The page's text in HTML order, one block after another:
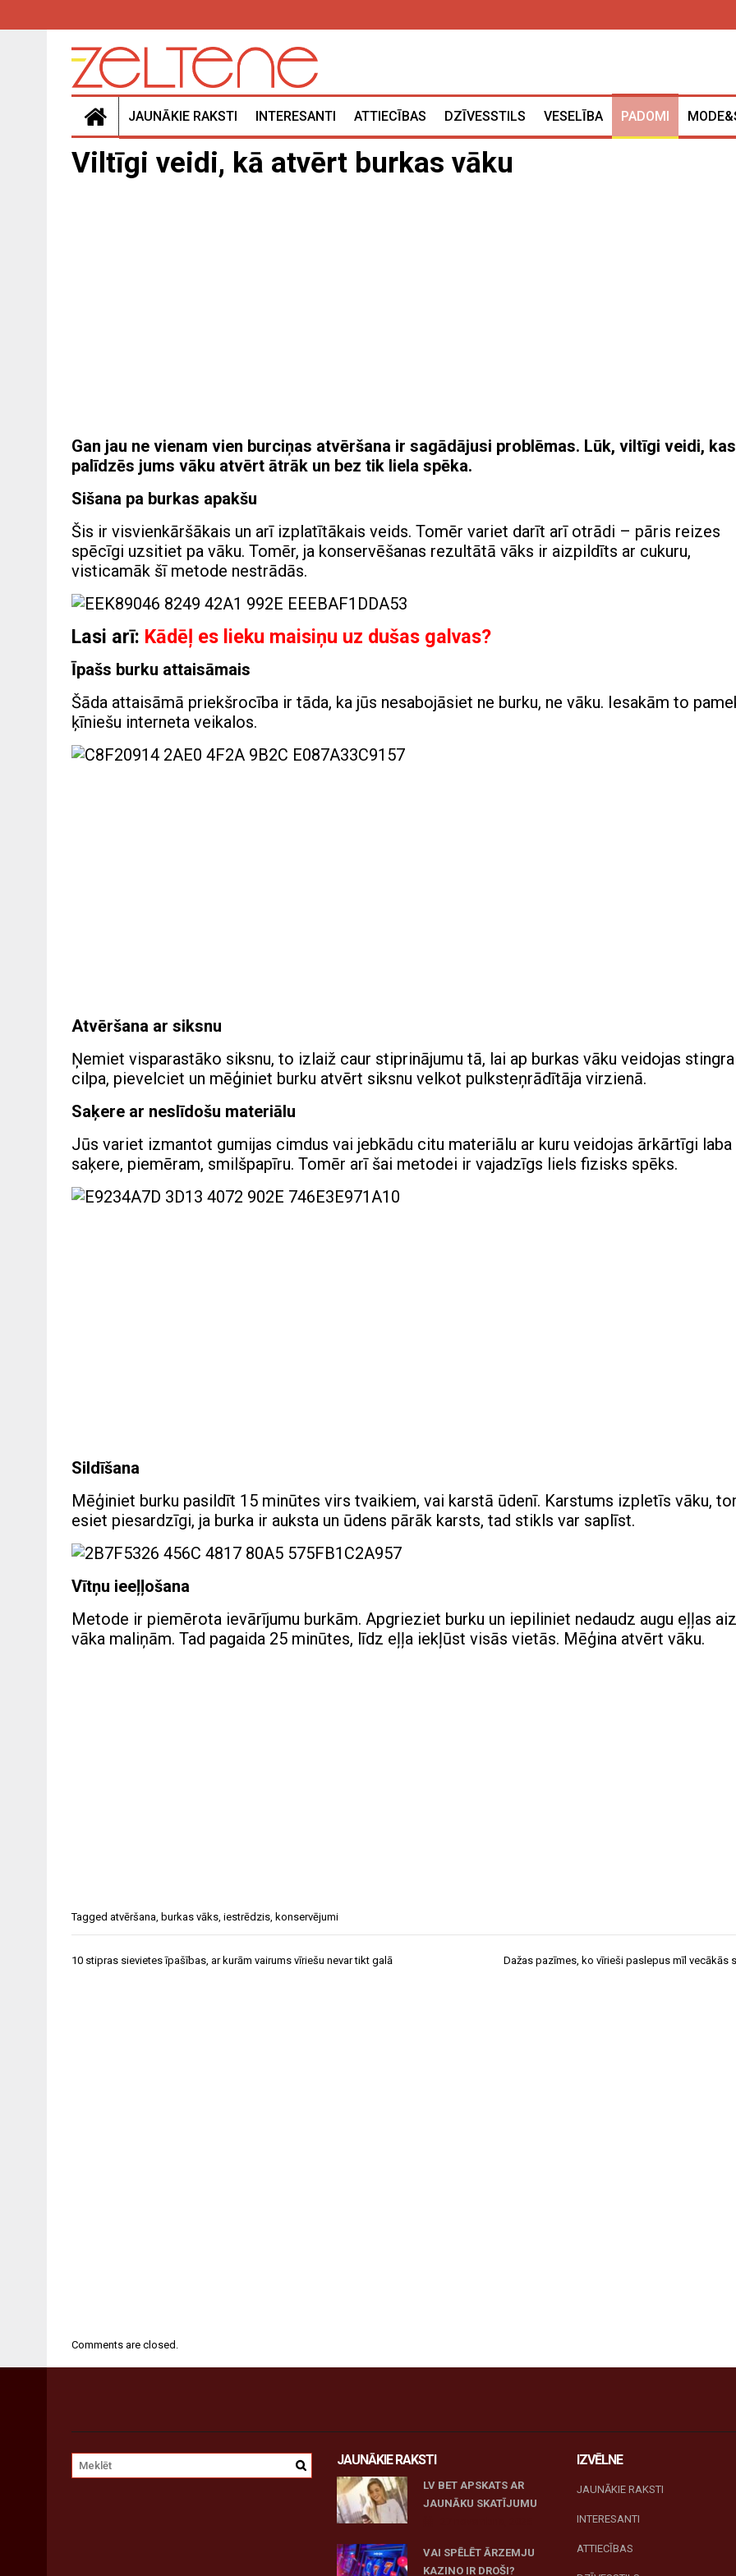
JAUNĀKIE RAKSTI INTERESANTI ATTIECĪBAS DZĪVESSTILS VESELĪBA PADOMI
Viltīgi veidi, kā atvērt burkas vāku
Gan jau ne vienam vien burciņas atvēršana ir sagādājusi problēmas. Lūk, viltīgi veidi, kas
palīdzēs jums vāku atvērt ātrāk un bez tik liela spēka.
Sišana pa burkas apakšu
Šis ir visvienkāršākais un arī izplatītākais veids. Tomēr variet darīt arī otrādi – pāris reizes
spēcīgi uzsitiet pa vāku. Tomēr, ja konservēšanas rezultātā vāks ir aizpildīts ar cukuru,
visticamāk šī metode nestrādās.
Lasi arī: Kādēļ es lieku maisiņu uz dušas galvas?
Īpašs burku attaisāmais
Šāda attaisāmā priekšrocība ir tāda, ka jūs nesabojāsiet ne burku, ne vāku. Iesakām to
ķīniešu interneta veikalos.
Atvēršana ar siksnu
Ņemiet visparastāko siksnu, to izlaiž caur stiprinājumu tā, lai ap burkas vāku veidojas stingra
cilpa, pievelciet un mēģiniet burku atvērt siksnu velkot pulksteņrādītāja virzienā.
Saķere ar neslīdošu materiālu
Jūs variet izmantot gumijas cimdus vai jebkādu citu materiālu ar kuru veidojas ārkārtīgi laba
saķere, piemēram, smilšpapīru. Tomēr arī šai metodei ir vajadzīgs liels fizisks spēks.
Sildīšana
Mēģiniet burku pasildīt 15 minūtes virs tvaikiem, vai karstā ūdenī. Karstums izpletīs vāku,
esiet piesardzīgi, ja burka ir auksta un ūdens pārāk karsts, tad stikls var saplīst.
Vītņu ieeļļošana
Metode ir piemērota ievārījumu burkām. Apgrieziet burku un iepiliniet nedaudz augu eļļas aiz
vāka maliņām. Tad pagaida 25 minūtes, līdz eļļa iekļūst visās vietās. Mēģina atvērt vāku.
Tagged atvēršana, burkas vāks, iestrēdzis, konservējumi
Ziņu
10 stipras sievietes īpašības, ar kurām vairums vīriešu nevar tikt galā Dažas pazīmes, ko vīrieši paslepus mīl vecākās
Comments are closed.
JAUNĀKIE RAKSTI
LV BET APSKATS AR
JAUNĀKU SKATĪJUMU
VAI SPĒLĒT ĀRZEMJU
KAZINO IR DROŠI?
IZVĒLNE
JAUNĀKIE RAKSTI
INTERESANTI
ATTIECĪBAS